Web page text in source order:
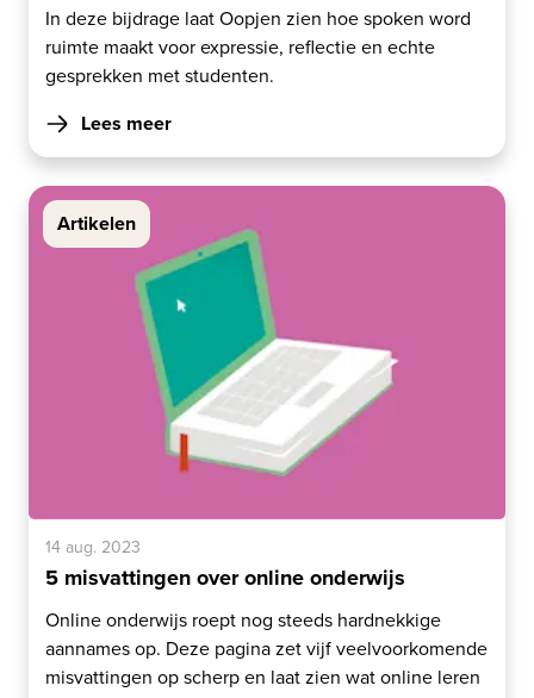
In deze bijdrage laat Oopjen zien hoe spoken word
ruimte maakt voor expressie, reflectie en echte
gesprekken met studenten.
Lees meer
Artikelen
14 aug. 2023
5 misvattingen over online onderwijs
Online onderwijs roept nog steeds hardnekkige
aannames op. Deze pagina zet vijf veelvoorkomende
misvattingen op scherp en laat zien wat online leren